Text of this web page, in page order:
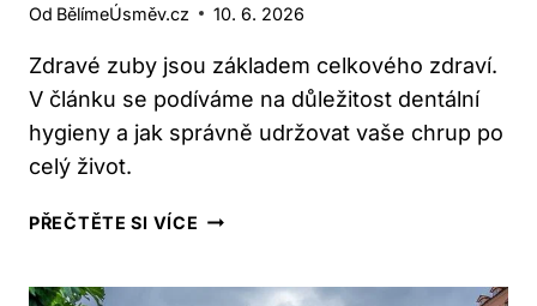
Od BělímeÚsměv.cz 10. 6. 2026
Zdravé zuby jsou základem celkového zdraví.
V článku se podíváme na důležitost dentální
hygieny a jak správně udržovat vaše chrup po
celý život.
PŘEČTĚTE SI VÍCE CHODOV: